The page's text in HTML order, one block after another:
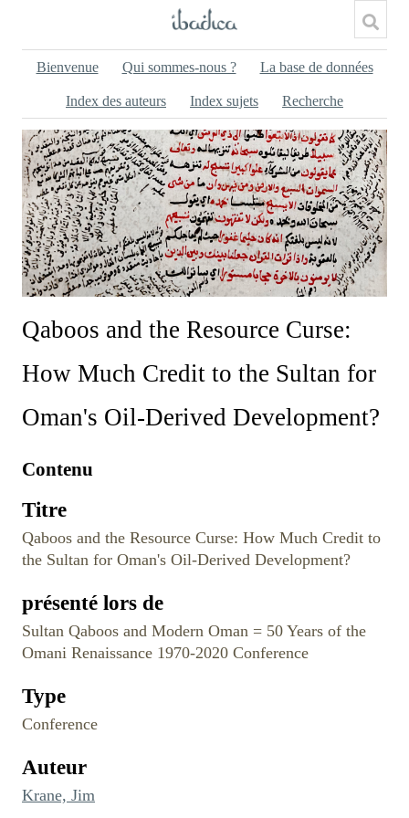
Bienvenue Qui sommes-nous ? La base de données
Index des auteurs Index sujets Recherche
Qaboos and the Resource Curse:
How Much Credit to the Sultan for
Oman's Oil-Derived Development?
Contenu
Titre
Qaboos and the Resource Curse: How Much Credit to
the Sultan for Oman's Oil-Derived Development?
présenté lors de
Sultan Qaboos and Modern Oman = 50 Years of the
Omani Renaissance 1970-2020 Conference
Type
Conference
Auteur
Krane, Jim